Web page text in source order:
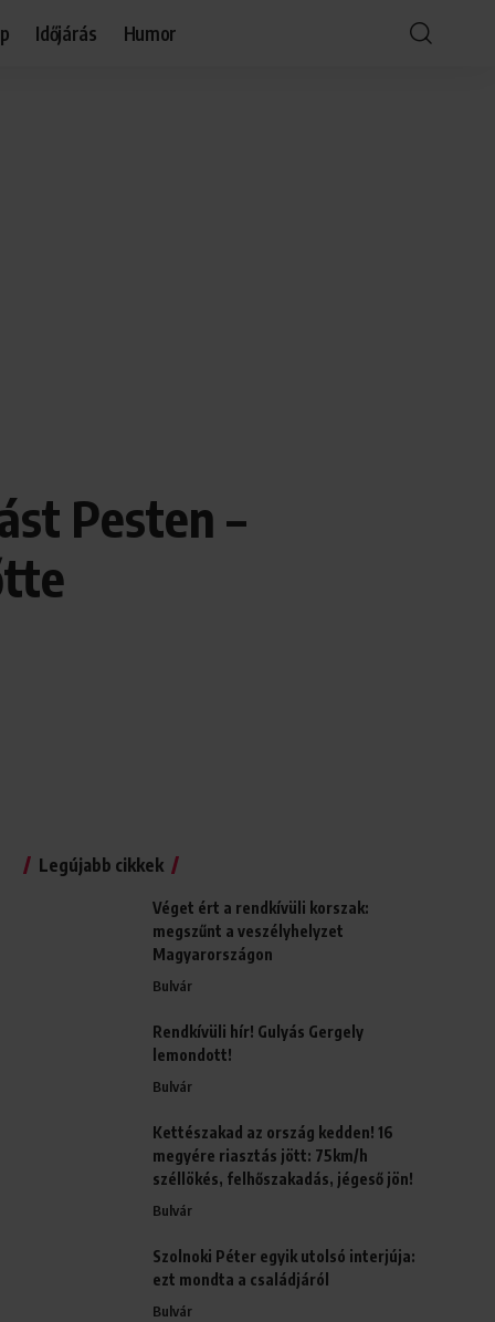
Időjárás Humor
Pesten –
Legújabb cikkek
Véget ért a rendkívüli korszak:
megszűnt a veszélyhelyzet
Magyarországon
Bulvár
Rendkívüli hír! Gulyás Gergely
lemondott!
Bulvár
Kettészakad az ország kedden! 16
megyére riasztás jött: 75km/h
széllökés, felhőszakadás, jégeső jön!
Bulvár
Szolnoki Péter egyik utolsó interjúja:
ezt mondta a családjáról
Bulvár